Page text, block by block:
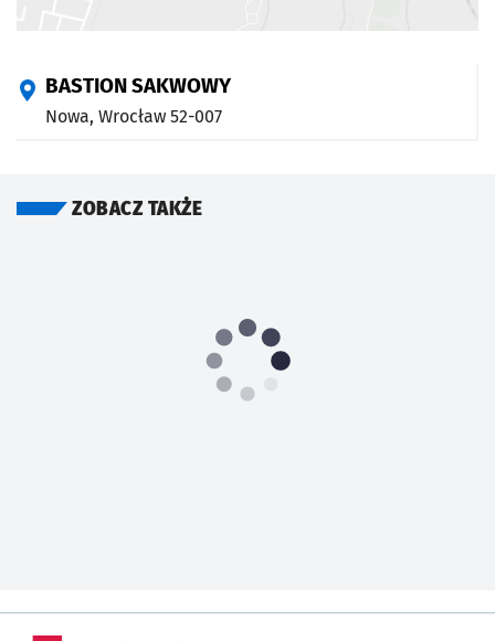
BASTION SAKWOWY
Nowa, Wrocław 52-007
ZOBACZ TAKŻE